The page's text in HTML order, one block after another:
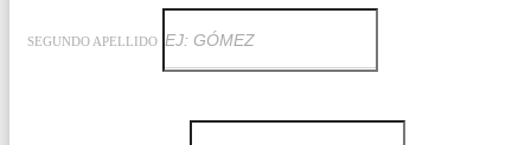
SEGUNDO APELLIDO